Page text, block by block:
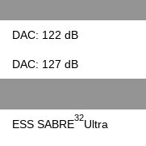
DAC: 122 dB
DAC: 127 dB
ESS SABRE32Ultra